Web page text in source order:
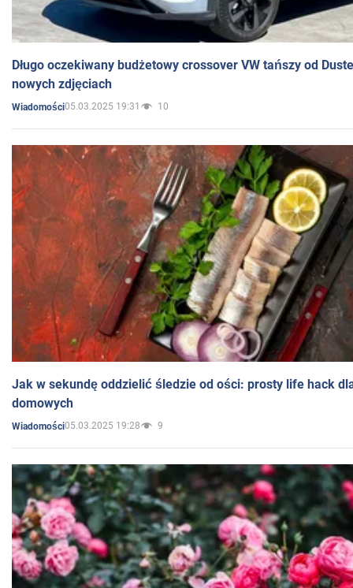
Długo oczekiwany budżetowy crossover VW tańszy od
nowych zdjęciach
Wiadomości05.03.2025 19:31 10
Jak w sekundę oddzielić śledzie od ości: prosty life hack
domowych
Wiadomości05.03.2025 19:28 9